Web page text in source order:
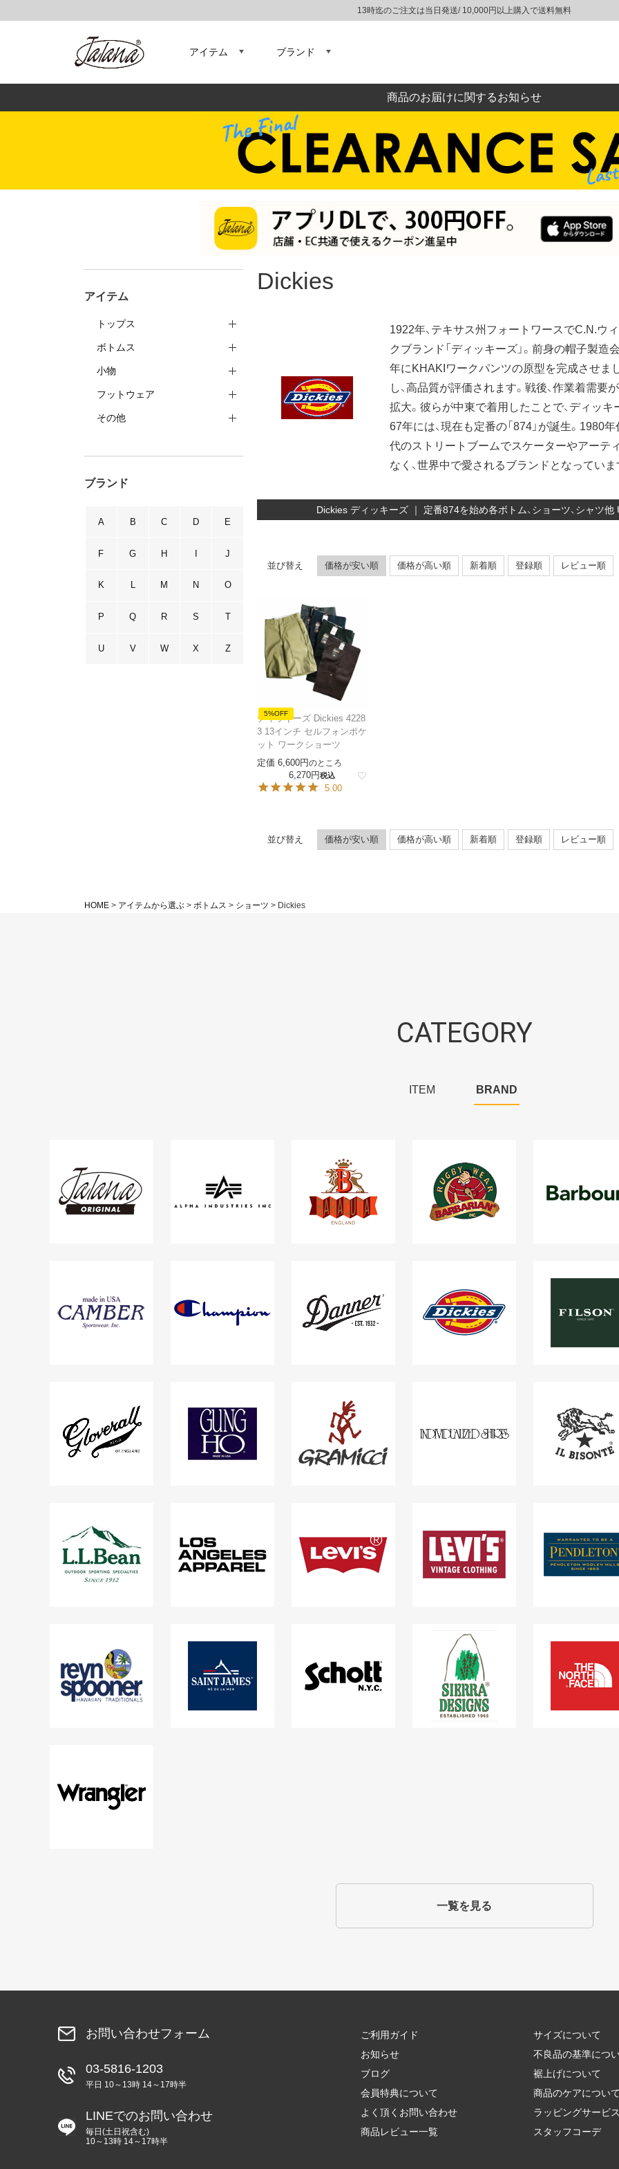
13時迄のご注文は当日発送/ 10,000円以上購入で送料無料
アイテム ブランド
商品のお届けに関するお知らせ
アイテム
トップス
ボトムス
小物
フットウェア
その他
ブランド
A B C D E
F G H I J
K L M N O
P Q R S T
U V W X Z
Dickies
1922年、テキサス州フォートワースでC.N.ウ
クブランド「ディッキーズ」。前身の帽子製
年にKHAKIワークパンツの原型を完成させま
し、高品質が評価されます。戦後、作業着需
拡大。彼らが中東で着用したことで、ディッ
67年には、現在も定番の「874」が誕生。1980
代のストリートブームでスケーターやアーテ
なく、世界中で愛されるブランドとなっていま
Dickies ディッキーズ ｜ 定番874を始め各ボトム、ショーツ、シャツ
並び替え 価格が安い順 価格が高い順 新着順 登録順 レビュー順
5%OFF
ディッキーズ Dickies 4228
3 13インチ セルフォンポケ
ット ワークショーツ
定価 6,600 のところ
6,270 税込
5.00
並び替え 価格が安い順 価格が高い順 新着順 登録順 レビュー順
HOME アイテムから選ぶ ボトムス ショーツ Dickies
CATEGORY
ITEM BRAND
一覧を見る
お問い合わせフォーム
03-5816-1203
平日 10～13時 14～17時半
LINEでのお問い合わせ
毎日(土日祝含む)
10～13時 14～17時半
ご利用ガイド
お知らせ
ブログ
会員特典について
よく頂くお問い合わせ
商品レビュー一覧
サイズについて
不良品の基準につ
裾上げについて
商品のケアについて
ラッピングサービス
スタッフコーデ